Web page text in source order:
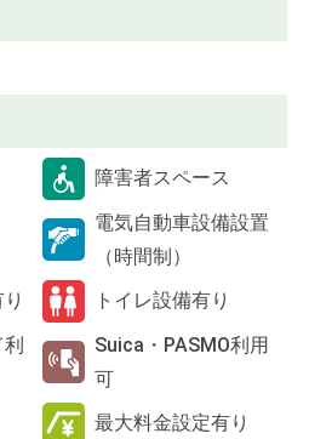
障害者スペース
電気自動車設備設置
（時間制）
トイレ設備有り
利
Suica・PASMO利用
可
最大料金設定有り